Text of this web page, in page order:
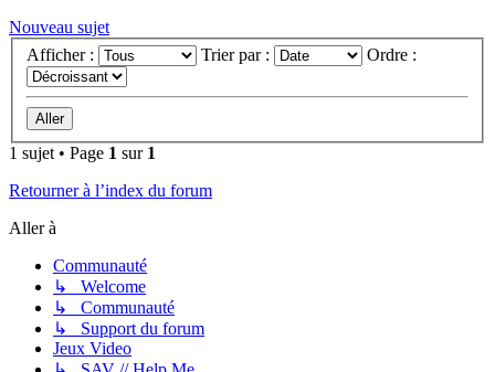
Nouveau sujet
Afficher :
Trier par : Ordre :
1 sujet • Page 1 sur 1
Retourner à l’index du forum
Aller à
Communauté
↳ Welcome
↳ Communauté
↳ Support du forum
Jeux Video